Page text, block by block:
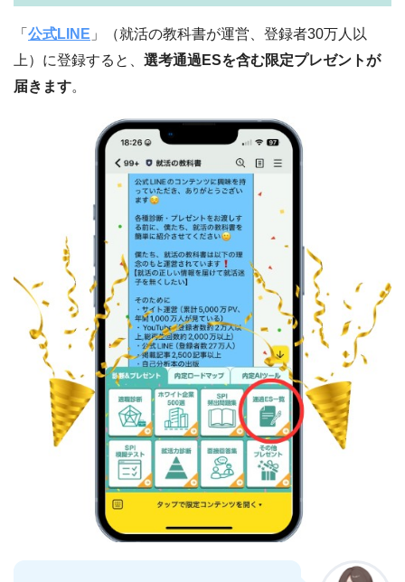
「 公式LINE 」（就活の教科書が運営、登録者30万人以
上）に登録すると、 選考通過ESを含む限定プレゼントが
届きます。